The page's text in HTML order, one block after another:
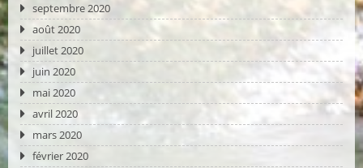
septembre 2020
août 2020
juillet 2020
juin 2020
mai 2020
avril 2020
mars 2020
février 2020